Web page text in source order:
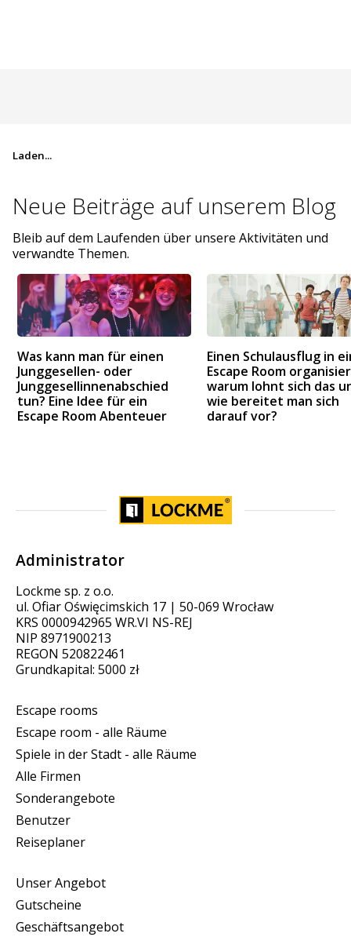
Laden...
Neue Beiträge aufunserem Blog
Bleib auf dem Laufenden über unsere Aktivitäten und
verwandte Themen.
Was kann man für einen
Junggesellen- oder
Junggesellinnenabschied
tun? Eine Idee für ein
Escape Room Abenteuer
Einen Schulausflug in
Escape Room
warum lohnt sich das
wie bereitet man sich
darauf vor?
Administrator
Lockme sp. z o.o.
ul. Ofiar Oświęcimskich 17 | 50-069 Wrocław
KRS 0000942965 WR.VI NS-REJ
NIP 8971900213
REGON 520822461
Grundkapital: 5000 zł
Escape rooms
Escape room - alle Räume
Spiele in der Stadt - alle Räume
Alle Firmen
Sonderangebote
Benutzer
Reiseplaner
Unser Angebot
Gutscheine
Geschäftsangebot